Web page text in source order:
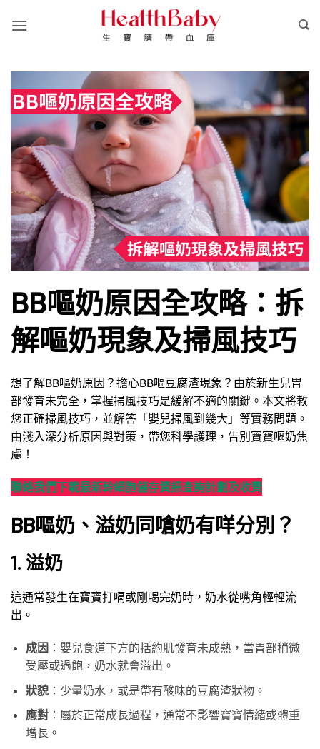
BB嘔奶原因全攻略：拆
解嘔奶現象及掃風技巧
想了解BB嘔奶原因？擔心BB嘔豆腐渣現象？由於新生兒胃
部發育未完全，掌握掃風技巧是緩解不適的關鍵。本文將教
您正確掃風技巧，並解答「嬰兒掃風到幾大」等實務問題。
由淺入深分析原因與對策，帶您科學護理，告別寶寶嘔奶焦
慮！
聯絡我們下載最新幹細胞儲存資訊查詢計劃及收費
BB嘔奶 、溢奶同嗆奶有咩分別？
1. 溢奶
這通常發生在寶寶打嗝或剛喝完奶時，奶水從嘴角輕輕流
出。
成因 ：嬰兒食道下方的括約肌發育未成熟，當胃部稍微
受壓或過飽，奶水就會溢出。
狀貌：少量奶水，或是帶有酸味的豆腐渣狀物。
應對：屬於正常成長過程，通常不影響寶寶情緒或體重
增長。